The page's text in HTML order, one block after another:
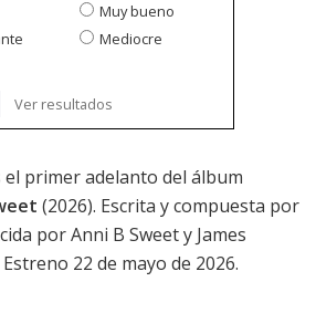
Muy bueno
Mediocre
Ver resultados
el primer adelanto del álbum
(2026). Escrita y compuesta por
por Anni B Sweet y James
22 de mayo de 2026.